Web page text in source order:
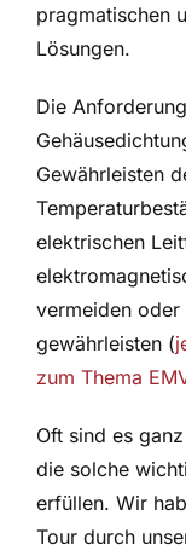
pragmatischen
Lösungen.
Die
Gewährleisten
elektrischen
vermeiden
gewährleisten (
zum Thema
Oft sind es
die solche
erfüllen. Wir
Tour durch